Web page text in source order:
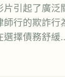
引起了廣泛
行的欺詐行
選擇債務舒緩